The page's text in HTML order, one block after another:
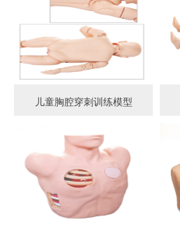
儿童胸腔穿刺训练模型